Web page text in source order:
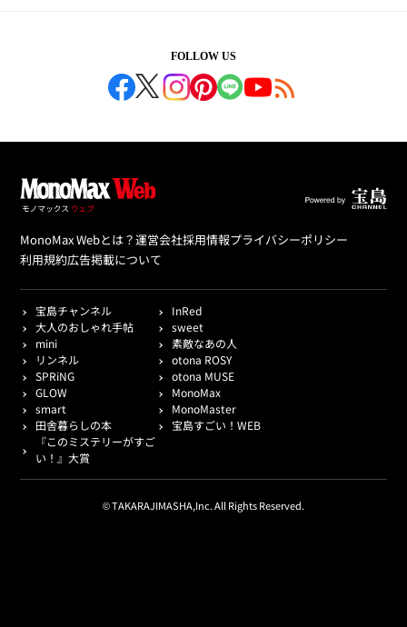
FOLLOW US
MonoMax Webとは？運営会社採用情報プライバシーポリシー
利用規約広告掲載について
宝島チャンネル
InRed
大人のおしゃれ手帖
sweet
mini
素敵なあの人
リンネル
otona ROSY
SPRiNG
otona MUSE
GLOW
MonoMax
smart
MonoMaster
田舎暮らしの本
宝島すごい！WEB
『このミステリーがすご
い！』大賞
© TAKARAJIMASHA,Inc. All Rights Reserved.